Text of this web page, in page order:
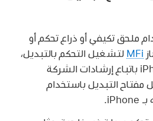
ملحق تكيفي أو ذراع تحكم أو
MFi لتشغيل التحكم بالتبديل،
يجب توصيله أولًا بـ iPhone باتباع إرشادات الشركة
التبديل باستخدام